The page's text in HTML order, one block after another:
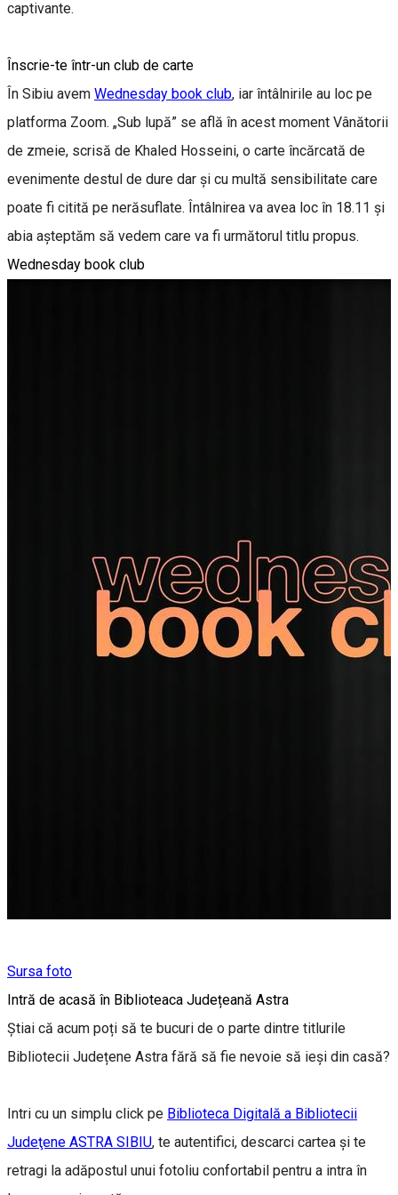
captivante.
Înscrie-te într-un club de carte
În Sibiu avem Wednesday book club, iar întâlnirile au loc pe
platforma Zoom. „Sub lupă” se află în acest moment Vânătorii
de zmeie, scrisă de Khaled Hosseini, o carte încărcată de
evenimente destul de dure dar și cu multă sensibilitate care
poate fi citită pe nerăsuflate. Întâlnirea va avea loc în 18.11 și
abia așteptăm să vedem care va fi următorul titlu propus.
Wednesday book club
Sursa foto
Intră de acasă în Biblioteaca Județeană Astra
Știai că acum poți să te bucuri de o parte dintre titlurile
Bibliotecii Județene Astra fără să fie nevoie să ieși din casă?
Intri cu un simplu click pe Biblioteca Digitală a Bibliotecii
Judeţene ASTRA SIBIU, te autentifici, descarci cartea și te
retragi la adăpostul unui fotoliu confortabil pentru a intra în